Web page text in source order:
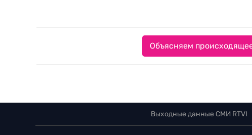
Объясняем
Выходные данные СМИ RTVI